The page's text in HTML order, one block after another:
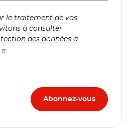
le traitement de vos
à consulter
des données à